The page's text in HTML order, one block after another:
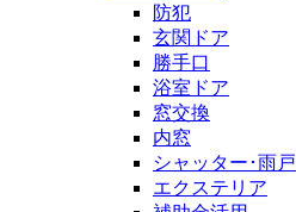
防犯
玄関ドア
勝手口
浴室ドア
窓交換
内窓
シャッター･雨戸
エクステリア